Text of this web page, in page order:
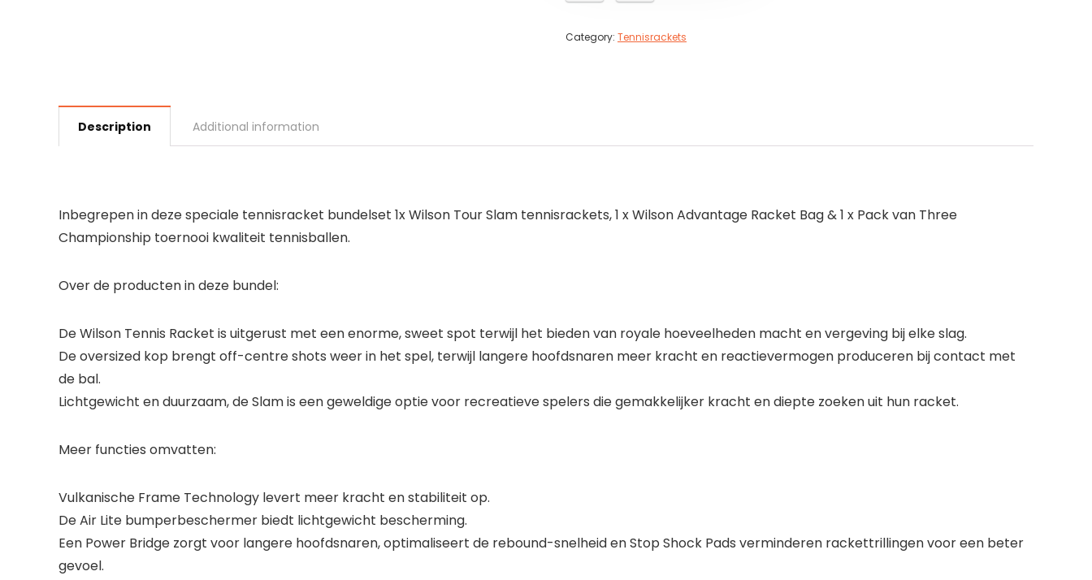
Category: Tennisrackets
Description Additional information
Inbegrepen in deze speciale tennisracket bundelset 1x Wilson Tour Slam tennisrackets, 1 x Wilson Advantage Racket Bag & 1 x Pack van Three
Championship toernooi kwaliteit tennisballen.
Over de producten in deze bundel:
De Wilson Tennis Racket is uitgerust met een enorme, sweet spot terwijl het bieden van royale hoeveelheden macht en vergeving bij elke slag.
De oversized kop brengt off-centre shots weer in het spel, terwijl langere hoofdsnaren meer kracht en reactievermogen produceren bij contact met
de bal.
Lichtgewicht en duurzaam, de Slam is een geweldige optie voor recreatieve spelers die gemakkelijker kracht en diepte zoeken uit hun racket.
Meer functies omvatten:
Vulkanische Frame Technology levert meer kracht en stabiliteit op.
De Air Lite bumperbeschermer biedt lichtgewicht bescherming.
Een Power Bridge zorgt voor langere hoofdsnaren, optimaliseert de rebound-snelheid en Stop Shock Pads verminderen rackettrillingen voor een beter
gevoel.